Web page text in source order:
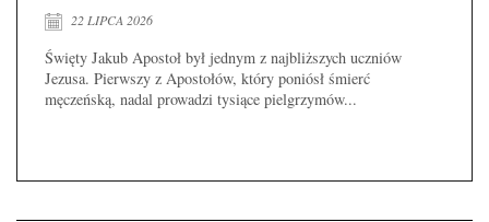
22 LIPCA 2026
Święty Jakub Apostoł był jednym z najbliższych uczniów
Jezusa. Pierwszy z Apostołów, który poniósł śmierć
męczeńską, nadal prowadzi tysiące pielgrzymów...